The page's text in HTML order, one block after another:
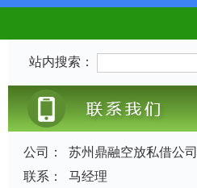
站内搜索：
公司：
苏州鼎融空放私借公司
联系：
马经理